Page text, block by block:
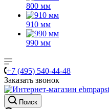
800 мм
910 мм
990 мм
+7 (495) 540-44-48
Заказать звонок
Поиск